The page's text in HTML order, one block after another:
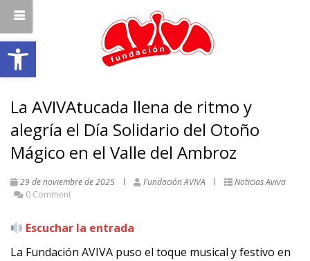
Abrir barra de herramientas
La AVIVAtucada llena de ritmo y
alegría el Día Solidario del Otoño
Mágico en el Valle del Ambroz
29 de noviembre de 2025 Fundación AVIVA
Noticias Aviva
0 Comment
Escuchar la entrada
La Fundación AVIVA puso el toque musical y festivo en